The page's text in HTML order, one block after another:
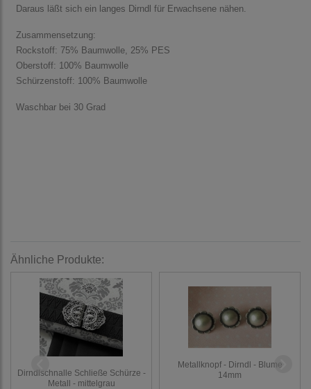
Daraus läßt sich ein langes Dirndl für Erwachsene nähen.
Zusammensetzung:
Rockstoff: 75% Baumwolle, 25% PES
Oberstoff: 100% Baumwolle
Schürzenstoff: 100% Baumwolle
Waschbar bei 30 Grad
Ähnliche Produkte:
Dirndlschnalle Schließe Schürze -
Metall - mittelgrau
Metallknopf - Dirndl - Blume
14mm